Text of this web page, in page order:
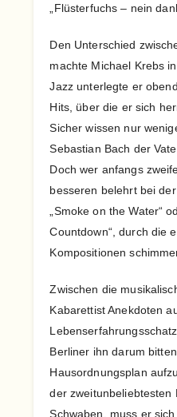
„Flüsterfuchs – nein
Den Unterschied
machte Michael Krebs
Jazz unterlegte er
Hits, über die er sich
Sicher wissen nur
Sebastian Bach der
Doch wer anfangs
besseren belehrt bei
„Smoke on the Water“
Countdown“, durch die
Kompositionen
Zwischen die
Kabarettist Anekdoten
Berliner ihn darum
Hausordnungsplan
der zweitunbeliebtesten
Schwaben, muss er